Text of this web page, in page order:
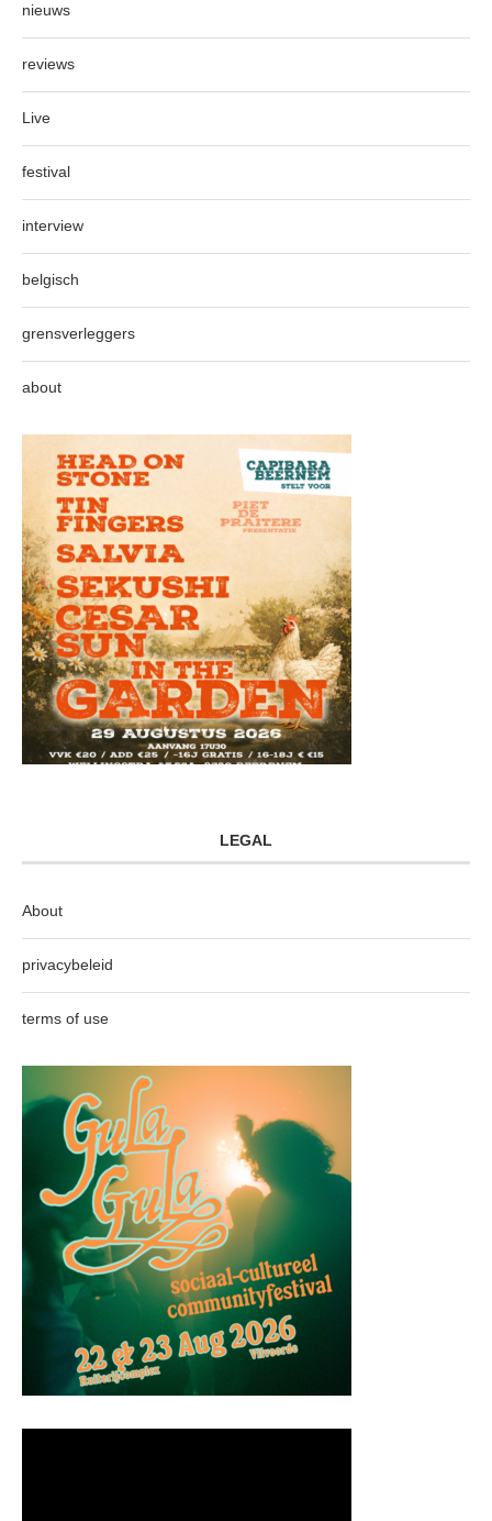
nieuws
reviews
Live
festival
interview
belgisch
grensverleggers
about
LEGAL
About
privacybeleid
terms of use